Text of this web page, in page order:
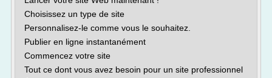
Choisissez un type de site
Personnalisez-le comme vous le souhaitez.
Publier en ligne instantanément
Commencez votre site
Tout ce dont vous avez besoin pour un site professionnel